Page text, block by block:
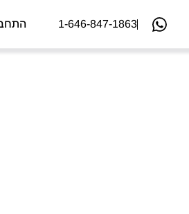
1-646-847-1863